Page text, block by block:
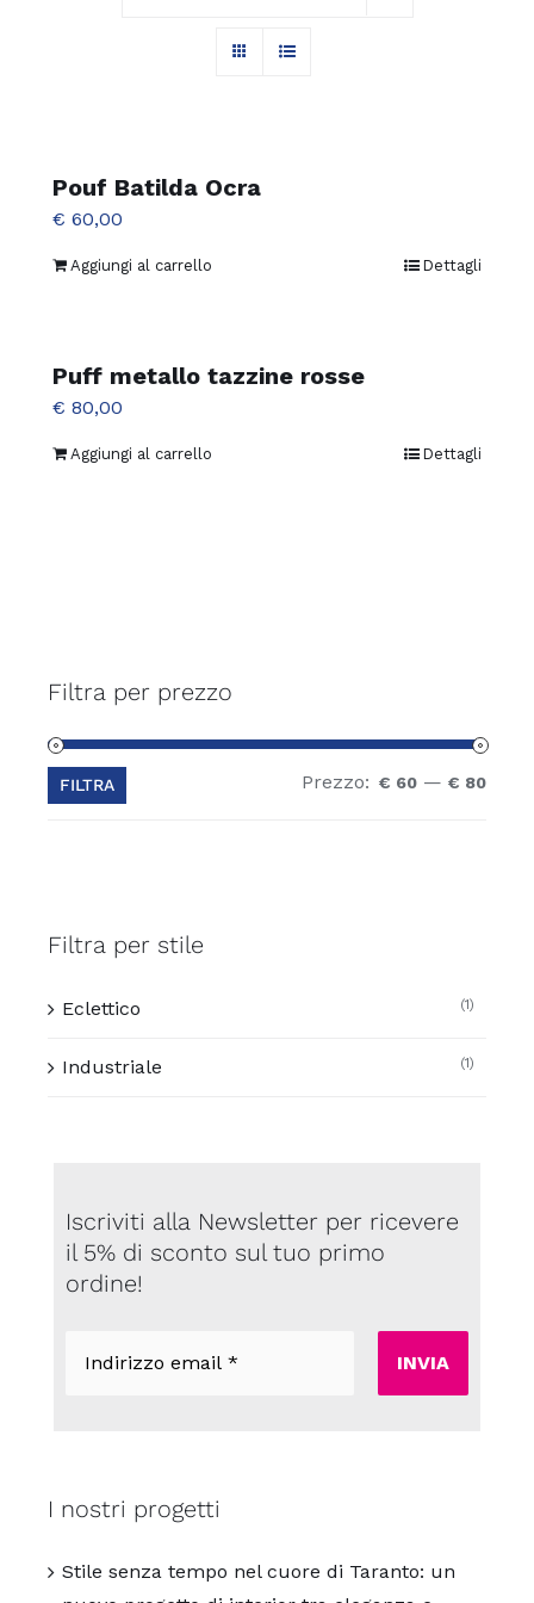
Pouf Batilda Ocra
€ 60,00
Aggiungi al carrello Dettagli
Puff metallo tazzine rosse
€ 80,00
Aggiungi al carrello Dettagli
Filtra per prezzo
FILTRA Prezzo: € 60 — € 80
Filtra per stile
Eclettico (1)
Industriale (1)
Iscriviti alla Newsletter per ricevere
il 5% di sconto sul tuo primo
ordine!
email
I nostri progetti
Stile senza tempo nel cuore di Taranto: un